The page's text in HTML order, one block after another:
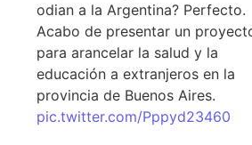
odian a la Argentina? Perfecto.
Acabo de presentar un
para arancelar la salud y la
educación a extranjeros en la
provincia de Buenos Aires.
pic.twitter.com/Pppyd23460